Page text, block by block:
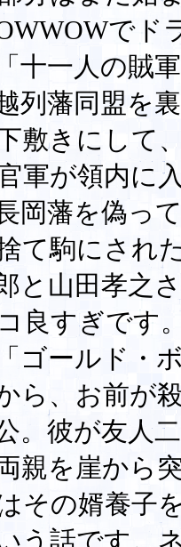
でド
十一人の賊
列藩同盟を
敷きにして
軍が領内に
岡藩を偽っ
て駒にされ
と山田孝之
良すぎです
ゴールド・
ら、お前が
。彼が友人
親を崖から
その婿養子
う話です。